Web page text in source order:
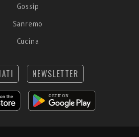
Gossip
Sanremo
Cucina
NEWSLETTER